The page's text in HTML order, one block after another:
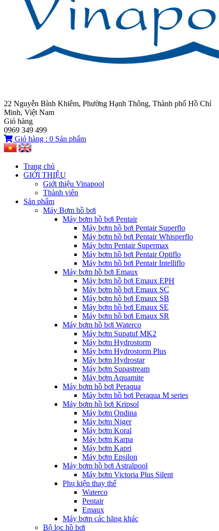
22 Nguyễn Bỉnh Khiêm, Phường Hạnh Thông, Thành phố Hồ Chí
Minh, Việt Nam
Giỏ hàng
0969 349 499
Giỏ hàng : 0 Sản phẩm
Trang chủ
GIỚI THIỆU
Giới thiệu Vinapool
Thành viên
Sản phẩm
Máy Bơm hồ bơi
Máy bơm hồ bơi Pentair
Máy bơm hồ bơi Pentair Superflo
Máy bơm hồ bơi Pentair Whisperflo
Máy bơm Pentair Supermax
Máy bơm hồ bơi Pentair Optiflo
Máy bơm hồ bơi Pentair Intelliflo
Máy bơm hồ bơi Emaux
Máy bơm hồ bơi Emaux EPH
Máy bơm hồ bơi Emaux SC
Máy bơm hồ bơi Emaux SB
Máy bơm hồ bơi Emaux SE
Máy bơm hồ bơi Emaux SR
Máy bơm hồ bơi Waterco
Máy bơm Supatuf MK2
Máy bơm Hydrostorm
Máy bơm Hydrostorm Plus
Máy bơm Hydrostar
Máy bơm Supastream
Máy bơm Aquamite
Máy bơm hồ bơi Peraqua
Máy bơm hồ bơi Peraqua M series
Máy bơm hồ bơi Kripsol
Máy bơm Ondina
Máy bơm Niger
Máy bơm Koral
Máy bơm Karpa
Máy bơm Kapri
Máy bơm Epsilon
Máy bơm hồ bơi Astralpool
Máy bơm Victoria Plus Silent
Phụ kiện thay thế
Waterco
Pentair
Emaux
Máy bơm các hãng khác
Bộ lọc hồ bơi